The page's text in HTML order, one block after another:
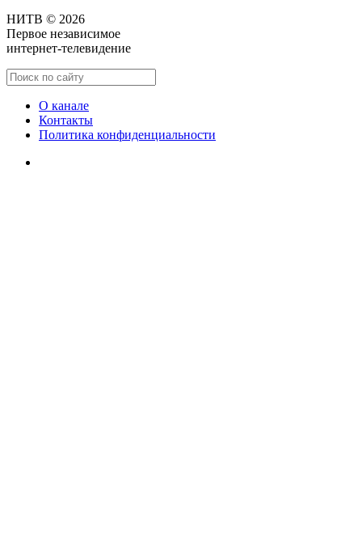
НИТВ © 2026
Первое независимое
интернет-телевидение
О канале
Контакты
Политика конфиденциальности